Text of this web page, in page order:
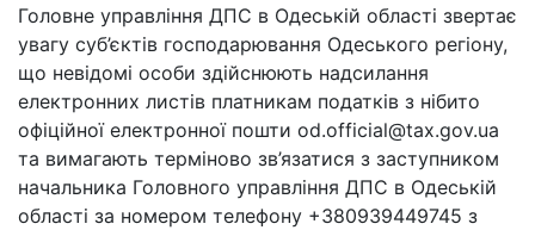
Головне управління ДПС в Одеській області звертає
увагу суб’єктів господарювання Одеського регіону,
що невідомі особи здійснюють надсилання
електронних листів платникам податків з нібито
офіційної електронної пошти od.official@tax.gov.ua
та вимагають терміново зв’язатися з заступником
начальника Головного управління ДПС в Одеській
області за номером телефону +380939449745 з